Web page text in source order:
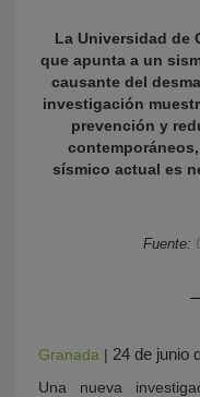
La Universidad de
que apunta a un
causante del
investigación
prevención y
sísmico actual es
Fuente:
Granada | 24 de junio
Una nueva